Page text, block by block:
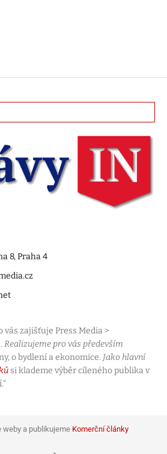
8, Praha 4
vás zajišťuje Press Media >
Realizujeme pro vás především
o bydlení a ekonomice. Jako hlavní
si klademe výběr cíleného publika v
weby a publikujeme Komerční články